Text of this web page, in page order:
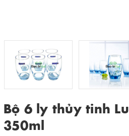
Bộ 6 ly thủy tinh
350ml